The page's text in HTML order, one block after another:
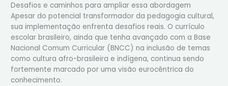
Desafios e caminhos para ampliar essa abordagem
Apesar do potencial transformador da pedagogia cultural,
sua implementação enfrenta desafios reais. O currículo
escolar brasileiro, ainda que tenha avançado com a Base
Nacional Comum Curricular (BNCC) na inclusão de temas
como cultura afro-brasileira e indígena, continua sendo
fortemente marcado por uma visão eurocêntrica do
conhecimento.